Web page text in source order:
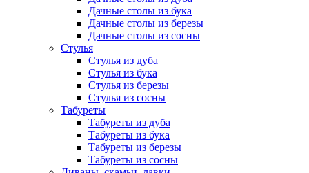
Дачные столы из бука
Дачные столы из березы
Дачные столы из сосны
Стулья
Стулья из дуба
Стулья из бука
Стулья из березы
Стулья из сосны
Табуреты
Табуреты из дуба
Табуреты из бука
Табуреты из березы
Табуреты из сосны